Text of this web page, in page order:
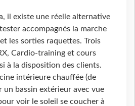
il existe une réelle alternative
accompagnés la marche
les sorties raquettes. Trois
Cardio-training et cours
à la disposition des clients.
intérieure chauffée (de
un bassin extérieur avec vue
voir le soleil se coucher à